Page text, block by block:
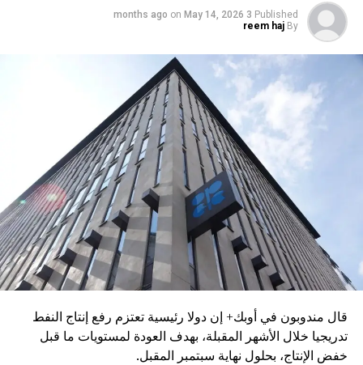
Published
3 months ago
on May 14, 2026
By
reem haj
قال مندوبون في أوبك+ إن دولا رئيسية تعتزم رفع إنتاج النفط
تدريجيا خلال الأشهر المقبلة، بهدف العودة لمستويات ما قبل
خفض الإنتاج، بحلول نهاية سبتمبر المقبل.